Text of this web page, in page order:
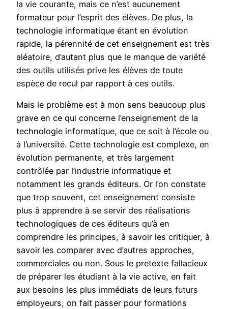
la vie courante, mais ce n’est aucunement
formateur pour l’esprit des élèves. De plus, la
technologie informatique étant en évolution
rapide, la pérennité de cet enseignement est très
aléatoire, d’autant plus que le manque de variété
des outils utilisés prive les élèves de toute
espèce de recul par rapport à ces outils.
Mais le problème est à mon sens beaucoup plus
grave en ce qui concerne l’enseignement de la
technologie informatique, que ce soit à l’école ou
à l’université. Cette technologie est complexe, en
évolution permanente, et très largement
contrôlée par l’industrie informatique et
notamment les grands éditeurs. Or l’on constate
que trop souvent, cet enseignement consiste
plus à apprendre à se servir des réalisations
technologiques de ces éditeurs qu’à en
comprendre les principes, à savoir les critiquer, à
savoir les comparer avec d’autres approches,
commerciales ou non. Sous le pretexte fallacieux
de préparer les étudiant à la vie active, en fait
aux besoins les plus immédiats de leurs futurs
employeurs, on fait passer pour formations